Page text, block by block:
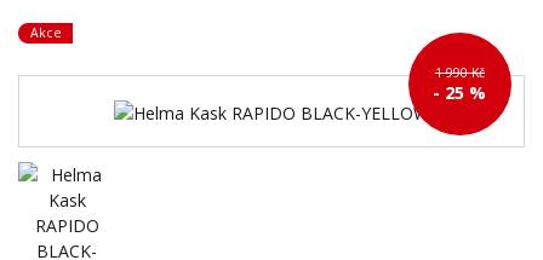
Akce
1 990 Kč
- 25 %